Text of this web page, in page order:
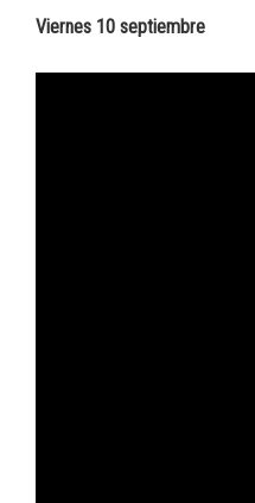
Viernes 10 septiembre